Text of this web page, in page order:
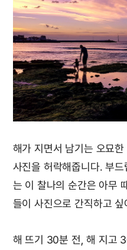
해가 지면서 남기는 오묘
사진을 허락해줍니다. 부
는 이 찰나의 순간은 아무
들이 사진으로 간직하고 싶
해 뜨기 30분 전, 해 지고